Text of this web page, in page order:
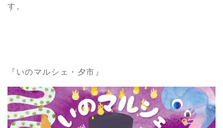
す。
『いのマルシェ・夕市』